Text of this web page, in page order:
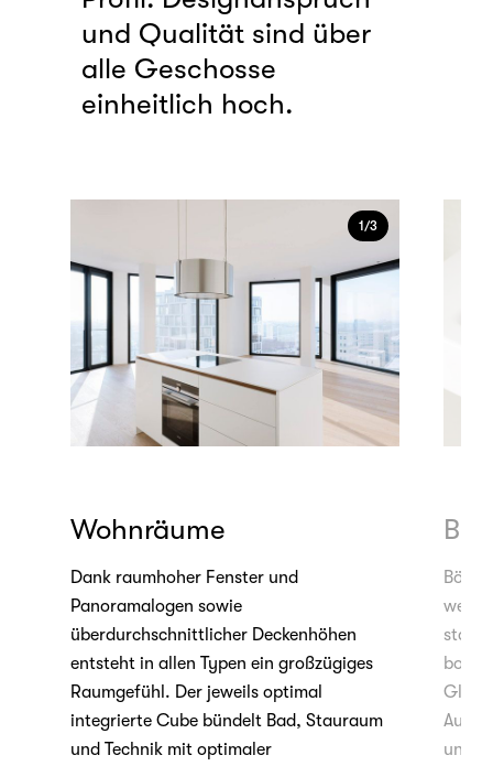
und Qualität sind über
alle Geschosse
einheitlich hoch.
1/3
Wohnräume
Dank raumhoher Fenster und
Panoramalogen sowie
überdurchschnittlicher Deckenhöhen
entsteht in allen Typen ein großzügiges
Raumgefühl. Der jeweils optimal
integrierte Cube bündelt Bad, Stauraum
und Technik mit optimaler
und